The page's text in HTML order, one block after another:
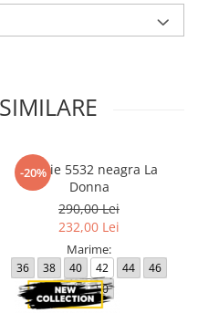
-20%
Rochie 5532 neagra La
Donna
290,00 Lei
232,00 Lei
Marime:
36 38 40 42 44
46
48
50